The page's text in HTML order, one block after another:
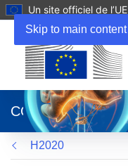
Skip to main content
Un site officiel de l’UE
dans
une
nouvelle
fenêtre)
CORDIS
H2020